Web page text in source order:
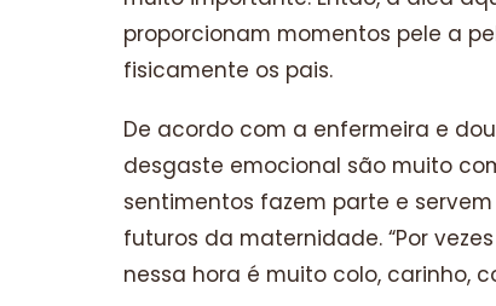
proporcionam momentos pele a
fisicamente os pais.
De acordo com a enfermeira e
desgaste emocional são muito
sentimentos fazem parte e
futuros da maternidade. “Por
nessa hora é muito colo, carinho,